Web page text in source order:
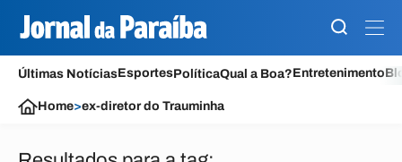
Últimas NotíciasEsportesPolíticaQual a Boa?Entretenimento
Home>ex-diretor do Trauminha